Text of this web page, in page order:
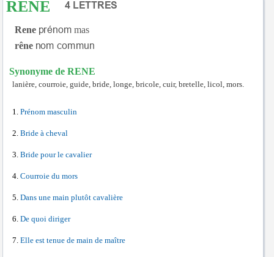
RENE
Rene
mas
rêne
Synonyme de RENE
lanière, courroie, guide, bride, longe, bricole, cuir, bretelle, licol, mors.
Prénom masculin
Bride à cheval
Bride pour le cavalier
Courroie du mors
Dans une main plutôt cavalière
De quoi diriger
Elle est tenue de main de maître